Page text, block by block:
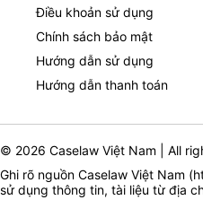
Điều khoản sử dụng
Chính sách bảo mật
Hướng dẫn sử dụng
Hướng dẫn thanh toán
© 2026 Caselaw Việt Nam | All
Ghi rõ nguồn Caselaw Việt Nam (
sử dụng thông tin, tài liệu từ địa